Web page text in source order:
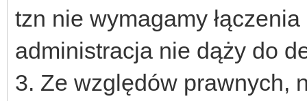
tzn nie wymagamy
administracja nie dąży do
3. Ze względów prawnych,